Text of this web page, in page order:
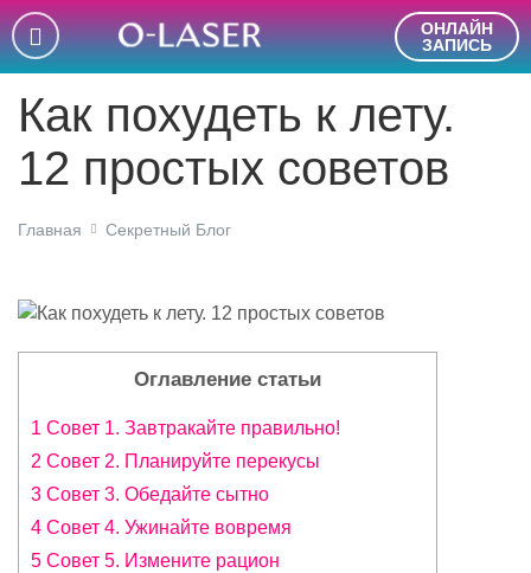
ОНЛАЙН
ЗАПИСЬ
Как похудеть к лету.
12 простых советов
Главная Секретный Блог
Оглавление статьи
1 Совет 1. Завтракайте правильно!
2 Совет 2. Планируйте перекусы
3 Совет 3. Обедайте сытно
4 Совет 4. Ужинайте вовремя
5 Совет 5. Измените рацион